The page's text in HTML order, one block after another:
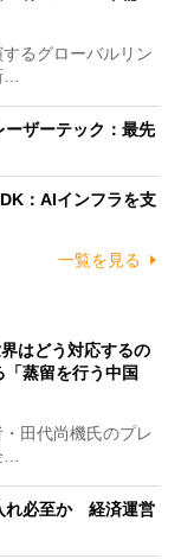
るグローバルリン
ーザーテック：最先
：AIインフラを支
一覧を見る
はどう対応するの
蒸留を行う中国
田代尚機氏のプレ
れ必至か 経済運営